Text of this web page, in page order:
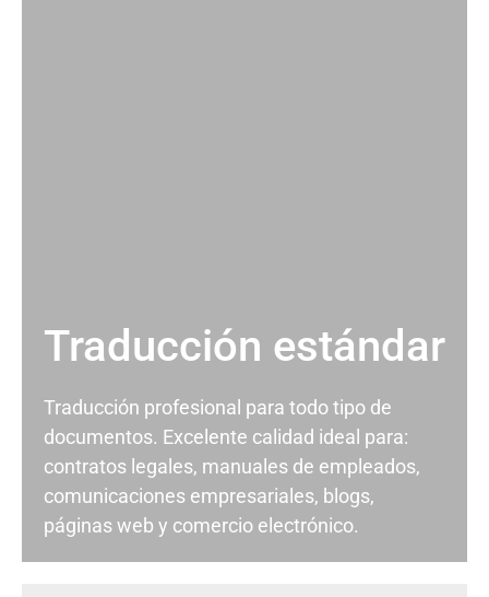
Traducción estándar
Traducción profesional para todo tipo de
documentos. Excelente calidad ideal para:
contratos legales, manuales de empleados,
comunicaciones empresariales, blogs,
páginas web y comercio electrónico.